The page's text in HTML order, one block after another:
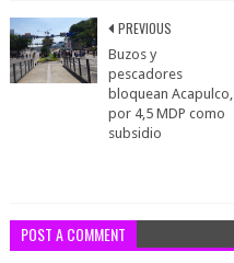
PREVIOUS
Buzos y
pescadores
bloquean Acapulco,
por 4,5 MDP como
subsidio
POST A COMMENT